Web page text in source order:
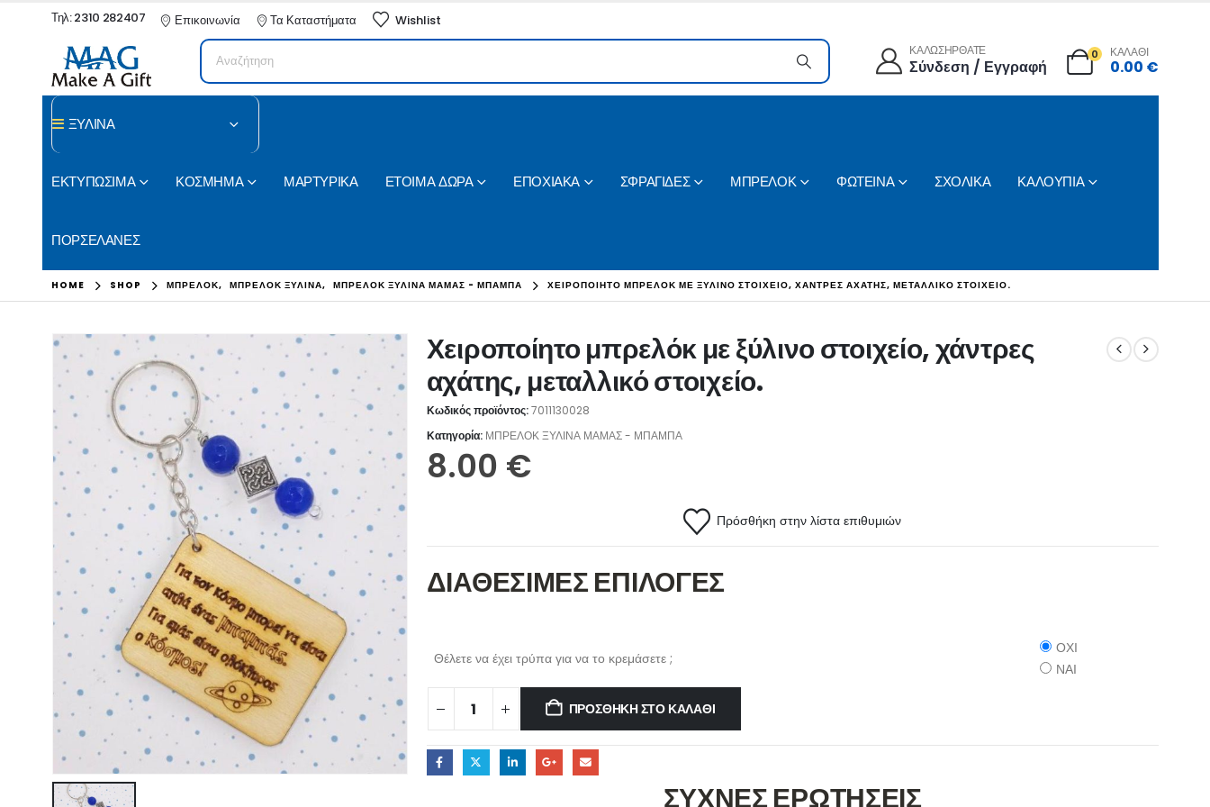
Τηλ: 2310 282407 Επικοινωνία Τα Καταστήματα Wishlist
ΚΑΛΩΣΗΡΘΑΤΕ
Σύνδεση / Εγγραφή
0 ΚΑΛΑΘΙ
0.00 €
ΞΥΛΙΝΑ
ΕΚΤΥΠΩΣΙΜΑ ΚΟΣΜΗΜΑ ΜΑΡΤΥΡΙΚΑ ΕΤΟΙΜΑ ΔΩΡΑ ΕΠΟΧΙΑΚΑ ΣΦΡΑΓΙΔΕΣ ΜΠΡΕΛΟΚ ΦΩΤΕΙΝΑ ΣΧΟΛΙΚΑ ΚΑΛΟΥΠΙΑ
ΠΟΡΣΕΛΑΝΕΣ
HOME SHOP ΜΠΡΕΛΟΚ, ΜΠΡΕΛΟΚ ΞΥΛΙΝΑ, ΜΠΡΕΛΟΚ ΞΥΛΙΝΑ ΜΑΜΑΣ - ΜΠΑΜΠΑ ΧΕΙΡΟΠΟΊΗΤΟ ΜΠΡΕΛΌΚ ΜΕ ΞΎΛΙΝΟ ΣΤΟΙΧΕΊΟ, ΧΆΝΤΡΕΣ ΑΧΆΤΗΣ, ΜΕΤΑΛΛΙΚΌ ΣΤΟΙΧΕΊΟ.
Χειροποίητο μπρελόκ με ξύλινο στοιχείο, χάντρες
αχάτης, μεταλλικό στοιχείο.
Κωδικός προϊόντος:7011130028
Κατηγορία: ΜΠΡΕΛΟΚ ΞΥΛΙΝΑ ΜΑΜΑΣ - ΜΠΑΜΠΑ
8.00 €
Πρόσθήκη στην λίστα επιθυμιών
ΔΙΑΘΕΣΙΜΕΣ ΕΠΙΛΟΓΕΣ
Θέλετε να έχει τρύπα για να το κρεμάσετε ;
ΟΧΙ
ΝΑΙ
ΠΡΟΣΘΉΚΗ ΣΤΟ ΚΑΛΆΘΙ
ΣΥΧΝΕΣ ΕΡΩΤΗΣΕΙΣ